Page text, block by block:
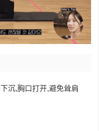
沉,胸口打开,避免耸肩